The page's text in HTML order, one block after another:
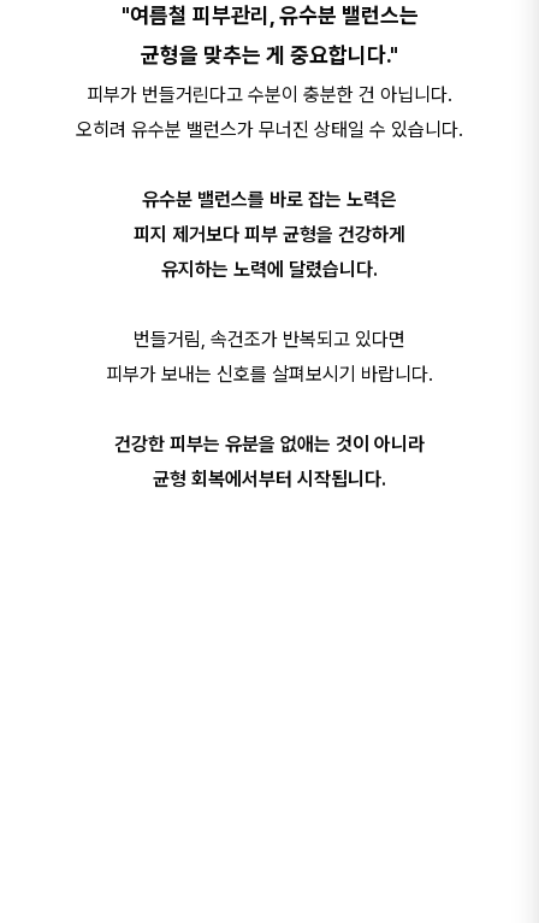
"여름철 피부관리, 유수분 밸런스는
균형을 맞추는 게 중요합니다."
피부가 번들거린다고 수분이 충분한 건 아닙니다.
오히려 유수분 밸런스가 무너진 상태일 수 있습니다.
유수분 밸런스를 바로 잡는 노력은
피지 제거보다 피부 균형을 건강하게
유지하는 노력에 달렸습니다.
번들거림, 속건조가 반복되고 있다면
피부가 보내는 신호를 살펴보시기 바랍니다.
건강한 피부는 유분을 없애는 것이 아니라
균형 회복에서부터 시작됩니다.